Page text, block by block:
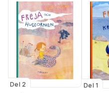
Del 2 Del 1